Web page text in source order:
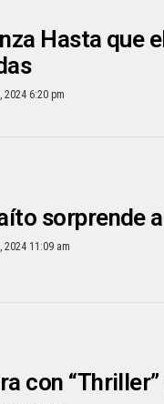
Hasta que
2024 6:20 pm
sorprende
2024 11:09 am
con